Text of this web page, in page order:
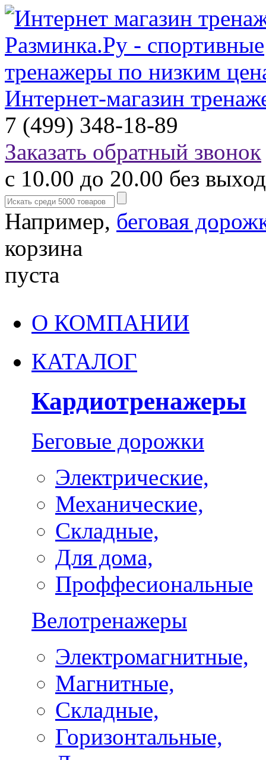
Интернет-магазин
7 (499) 348-18-89
Заказать обратный звонок
с 10.00 до 20.00 без
Например, беговая
корзина
пуста
О КОМПАНИИ
КАТАЛОГ
Кардиотренажеры
Беговые дорожки
Электрические,
Механические,
Складные,
Для дома,
Проффесиональные
Велотренажеры
Электромагнитные,
Магнитные,
Складные,
Горизонтальные,